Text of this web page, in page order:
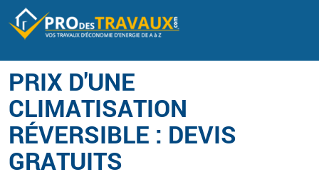
PRIX D'UNE
CLIMATISATION
RÉVERSIBLE : DEVIS
GRATUITS